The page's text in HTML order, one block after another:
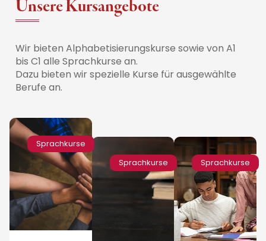
Unsere Kursangebote
Wir bieten Alphabetisierungskurse sowie von A1
bis C1 alle Sprachkurse an.
Dazu bieten wir spezielle Kurse für ausgewählte
Berufe an.
Sprachkurse
Sprachkurse Sprachkurse